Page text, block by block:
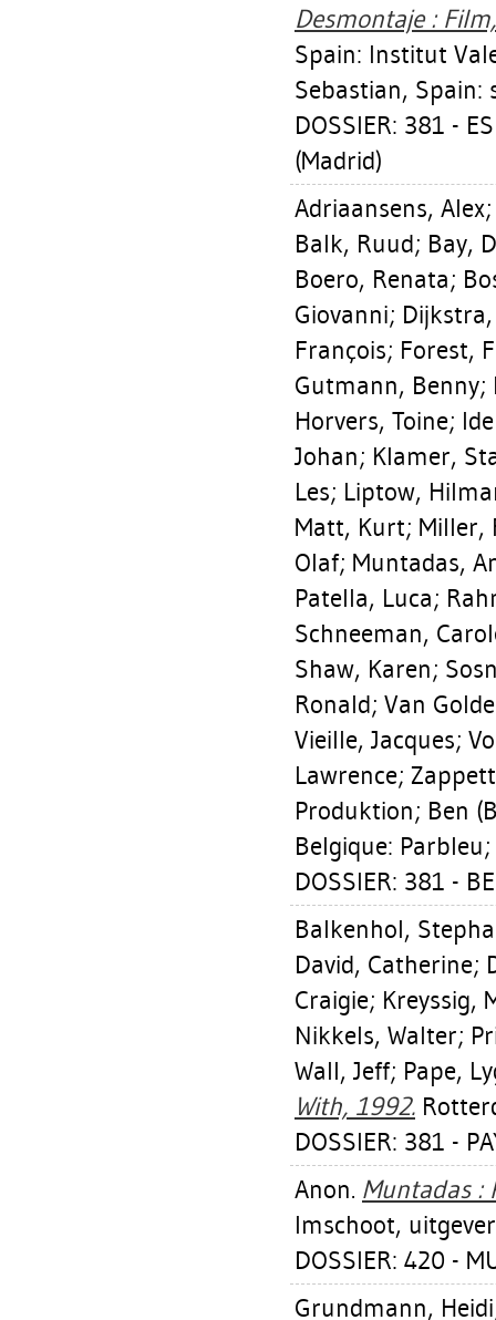
Desmontaje :
Spain: Institut
Sebastian, Spain:
DOSSIER: 381 -
(Madrid)
Adriaansens, Alex
Balk, Ruud; Bay,
Boero, Renata;
Giovanni;
François; Forest,
Gutmann, Benny;
Horvers, Toine;
Johan; Klamer,
Les; Liptow,
Matt, Kurt; Miller,
Olaf; Muntadas,
Patella, Luca;
Schneeman,
Shaw, Karen;
Ronald; Van
Vieille, Jacques;
Lawrence;
Produktion; Ben
Belgique:
DOSSIER: 381 -
Balkenhol,
David, Catherine;
Craigie; Kreyssig,
Nikkels, Walter;
Wall, Jeff; Pape,
With, 1992.
DOSSIER: 381 -
Anon. Muntadas :
Imschoot,
DOSSIER: 420 -
Grundmann, Heidi